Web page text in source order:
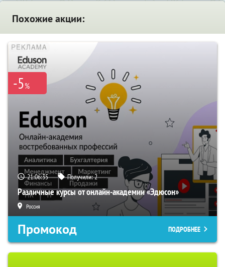
Похожие акции:
-5%
21:06:34 Получили:2
Различные курсы от онлайн-академии «Эдюсон»
Россия
Промокод ПОДРОБНЕЕ